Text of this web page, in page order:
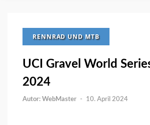
RENNRAD UND MTB
UCI Gravel World
2024
WebMaster - 10. April 2024